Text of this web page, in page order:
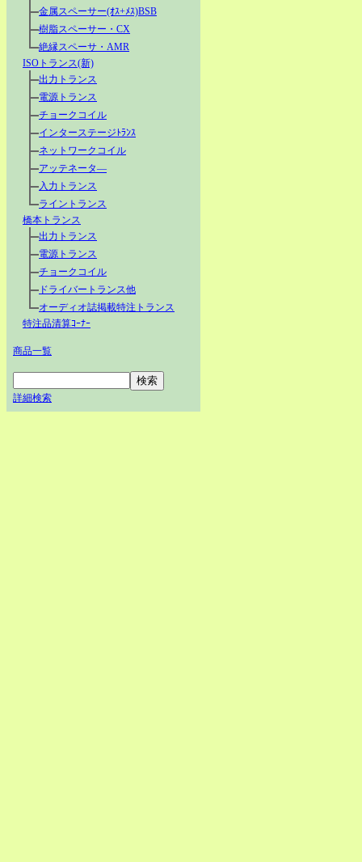
金属スペーサー(ｵｽ+ﾒｽ)BSB
樹脂スペーサー・CX
絶縁スペーサ・AMR
ISOトランス(新)
出力トランス
電源トランス
チョークコイル
インターステージﾄﾗﾝｽ
ネットワークコイル
アッテネータ―
入力トランス
ライントランス
橋本トランス
出力トランス
電源トランス
チョークコイル
ドライバートランス他
オーディオ誌掲載特注トランス
特注品清算ｺｰﾅｰ
商品一覧
詳細検索